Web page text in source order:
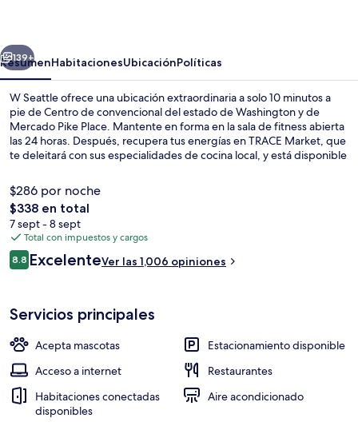
Siguiente
139+
ResumenHabitacionesUbicaciónPolíticas
W Seattle ofrece una ubicación extraordinaria a solo 10 minutos a
pie de Centro de convencional del estado de Washington y de
Mercado Pike Place. Mantente en forma en la sala de fitness abierta
las 24 horas. Después, recupera tus energías en TRACE Market, que
te deleitará con sus especialidades de cocina local, y está disponible
de lujo son su bar o lounge y su snack bar o deli. Otros visitantes
hablan maravillas de las amenidades y características como el
personal amable. La propiedad está a una corta distancia a pie de
algunas opciones de transporte público: Estación de metro de
University Street está a 3 minutos y Estación de metro de Westlake
está a 7 minutos.
$286 por noche
El
precio
total
es
de
$338 en total
7 sept - 8 sept
Total con impuestos y cargos
Opiniones
8.88.8 de 10,
ExcelenteVer las 1,006 opiniones
Servicios principales
Acepta mascotas
Estacionamiento disponible
Acceso a internet
Restaurantes
Habitaciones conectadas
disponibles
Aire acondicionado